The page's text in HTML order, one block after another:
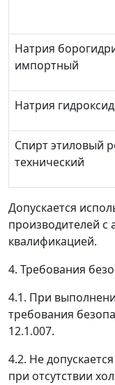
Натрия
импортный
Натрия
Спирт этиловый
технический
Допускается
производителей с
квалификацией.
4. Требования
4.1. При
требования
12.1.007.
4.2. Не
при отсутствии